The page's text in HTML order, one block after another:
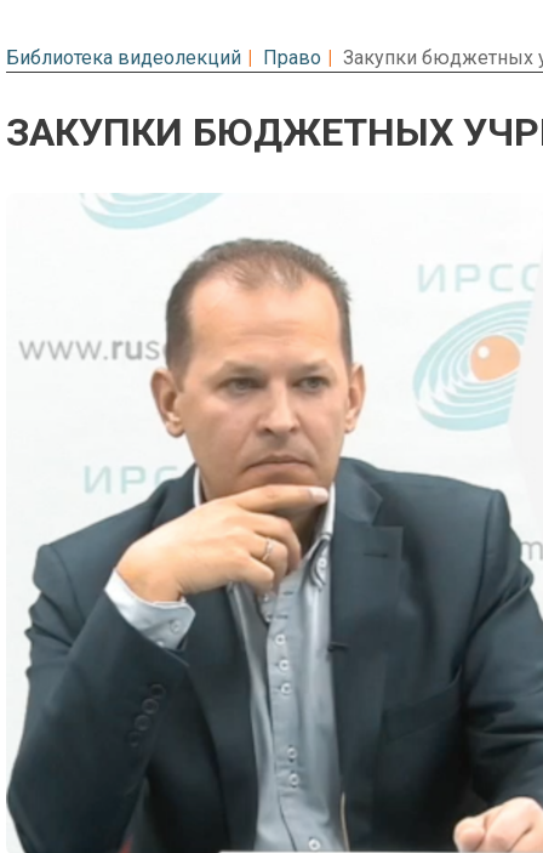
Библиотека видеолекций Право Закупки бюджетных
ЗАКУПКИ БЮДЖЕТНЫХ
Предварительный просмотр.